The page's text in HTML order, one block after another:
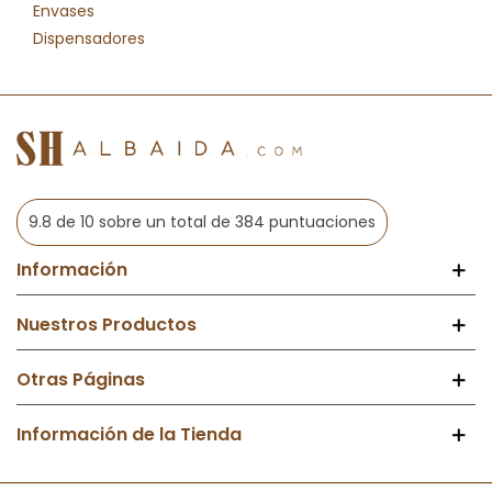
Para complementar nuestra gama de vasos, en
están fabricadas con
reciclados, asegurando una experiencia completamente
Envases
Dispensadores
9.8 de 10 sobre un total de 384 puntuaciones
Información
Nuestros Productos
Otras Páginas
Información de la Tienda